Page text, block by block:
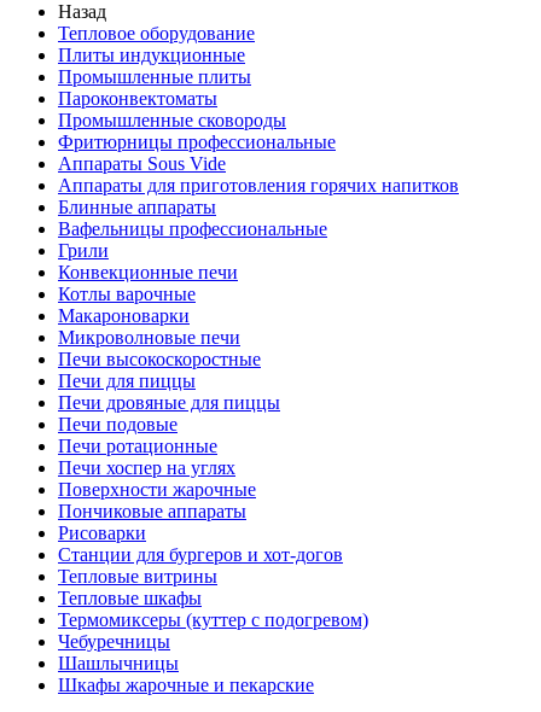
Назад
Тепловое оборудование
Плиты индукционные
Промышленные плиты
Пароконвектоматы
Промышленные сковороды
Фритюрницы профессиональные
Аппараты Sous Vide
Аппараты для приготовления горячих напитков
Блинные аппараты
Вафельницы профессиональные
Грили
Конвекционные печи
Котлы варочные
Макароноварки
Микроволновые печи
Печи высокоскоростные
Печи для пиццы
Печи дровяные для пиццы
Печи подовые
Печи ротационные
Печи хоспер на углях
Поверхности жарочные
Пончиковые аппараты
Рисоварки
Станции для бургеров и хот-догов
Тепловые витрины
Тепловые шкафы
Термомиксеры (куттер с подогревом)
Чебуречницы
Шашлычницы
Шкафы жарочные и пекарские